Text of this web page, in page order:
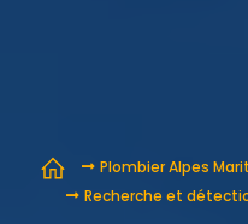
Plombier Alpes
Recherche et